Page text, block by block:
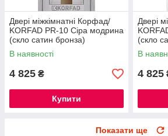
Двері міжкімнатні Корфад/
KORFAD PR-10 Сіра модрина
(скло сатин бронза)
В наявності
4 825 ₴
Купити
Двері
(скло
В
4 825
Показати ще